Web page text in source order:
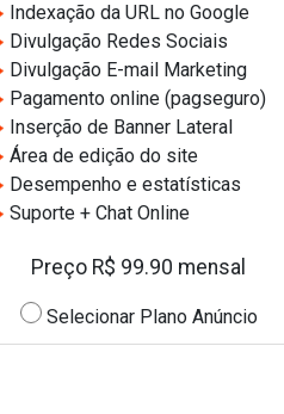
Indexação da URL no Google
Divulgação Redes Sociais
Divulgação E-mail Marketing
Pagamento online (pagseguro)
Inserção de Banner Lateral
Área de edição do site
Desempenho e estatísticas
Suporte + Chat Online
Preço R$ 99.90 mensal
Selecionar Plano Anúncio